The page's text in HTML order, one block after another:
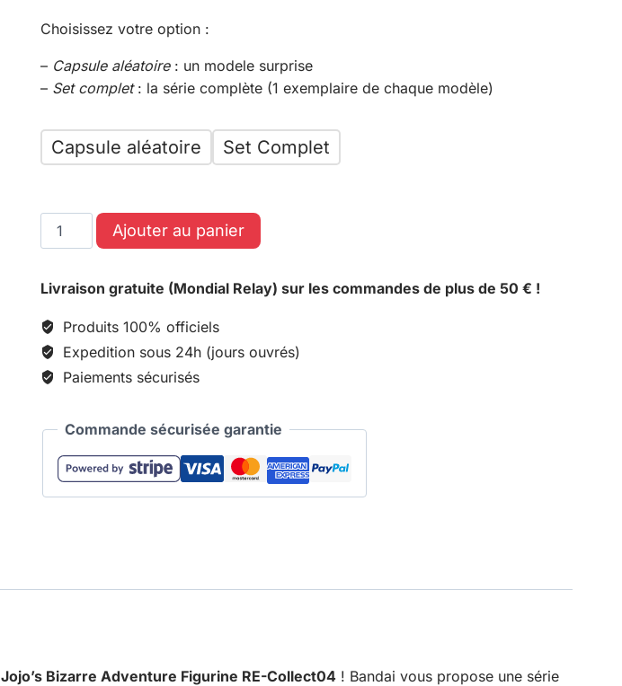
Choisissez votre option :
– Capsule aléatoire: un modele surprise
– Set complet: la série complète (1 exemplaire de chaque modèle)
Capsule aléatoire Set Complet
Ajouter au panier
Livraison gratuite (Mondial Relay) sur les commandes de plus de 50 € !
Produits 100% officiels
Expedition sous 24h (jours ouvrés)
Paiements sécurisés
Commande sécurisée garantie
Bizarre Adventure Figurine RE-Collect04 ! Bandai vous propose une série